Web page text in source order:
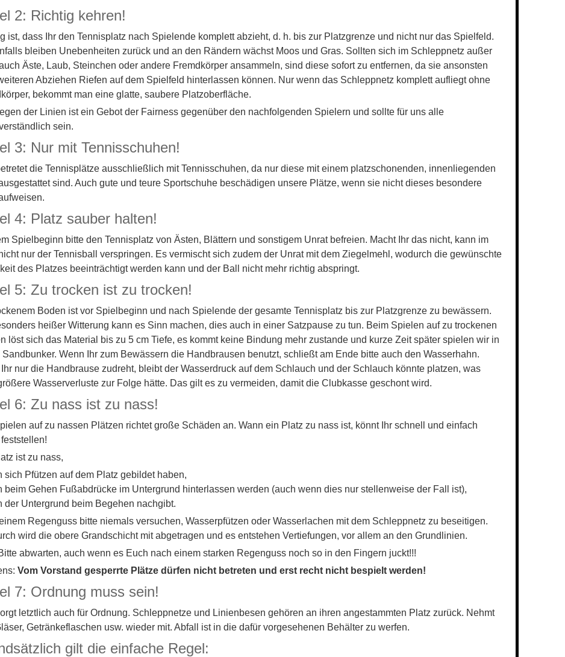
2: Richtig kehren!
ist, dass Ihr den Tennisplatz nach Spielende komplett abzieht, d. h. bis zur Platzgrenze und nicht nur das Spielfeld.
bleiben Unebenheiten zurück und an den Rändern wächst Moos und Gras. Sollten sich im Schleppnetz außer
Äste, Laub, Steinchen oder andere Fremdkörper ansammeln, sind diese sofort zu entfernen, da sie ansonsten
Abziehen Riefen auf dem Spielfeld hinterlassen können. Nur wenn das Schleppnetz komplett aufliegt ohne
bekommt man eine glatte, saubere Platzoberfläche.
der Linien ist ein Gebot der Fairness gegenüber den nachfolgenden Spielern und sollte für uns alle
sein.
3: Nur mit Tennisschuhen!
die Tennisplätze ausschließlich mit Tennisschuhen, da nur diese mit einem platzschonenden, innenliegenden
sind. Auch gute und teure Sportschuhe beschädigen unsere Plätze, wenn sie nicht dieses besondere
4: Platz sauber halten!
Spielbeginn bitte den Tennisplatz von Ästen, Blättern und sonstigem Unrat befreien. Macht Ihr das nicht, kann im
nur der Tennisball verspringen. Es vermischt sich zudem der Unrat mit dem Ziegelmehl, wodurch die gewünschte
des Platzes beeinträchtigt werden kann und der Ball nicht mehr richtig abspringt.
5: Zu trocken ist zu trocken!
Boden ist vor Spielbeginn und nach Spielende der gesamte Tennisplatz bis zur Platzgrenze zu bewässern.
heißer Witterung kann es Sinn machen, dies auch in einer Satzpause zu tun. Beim Spielen auf zu trockenen
löst sich das Material bis zu 5 cm Tiefe, es kommt keine Bindung mehr zustande und kurze Zeit später spielen wir in
Sandbunker. Wenn Ihr zum Bewässern die Handbrausen benutzt, schließt am Ende bitte auch den Wasserhahn.
nur die Handbrause zudreht, bleibt der Wasserdruck auf dem Schlauch und der Schlauch könnte platzen, was
Wasserverluste zur Folge hätte. Das gilt es zu vermeiden, damit die Clubkasse geschont wird.
6: Zu nass ist zu nass!
auf zu nassen Plätzen richtet große Schäden an. Wann ein Platz zu nass ist, könnt Ihr schnell und einfach
ist zu nass,
sich Pfützen auf dem Platz gebildet haben,
beim Gehen Fußabdrücke im Untergrund hinterlassen werden (auch wenn dies nur stellenweise der Fall ist),
der Untergrund beim Begehen nachgibt.
Regenguss bitte niemals versuchen, Wasserpfützen oder Wasserlachen mit dem Schleppnetz zu beseitigen.
wird die obere Grandschicht mit abgetragen und es entstehen Vertiefungen, vor allem an den Grundlinien.
abwarten, auch wenn es Euch nach einem starken Regenguss noch so in den Fingern juckt!!!
Vom Vorstand gesperrte Plätze dürfen nicht betreten und erst recht nicht bespielt werden!
7: Ordnung muss sein!
letztlich auch für Ordnung. Schleppnetze und Linienbesen gehören an ihren angestammten Platz zurück. Nehmt
Getränkeflaschen usw. wieder mit. Abfall ist in die dafür vorgesehenen Behälter zu werfen.
gilt die einfache Regel: